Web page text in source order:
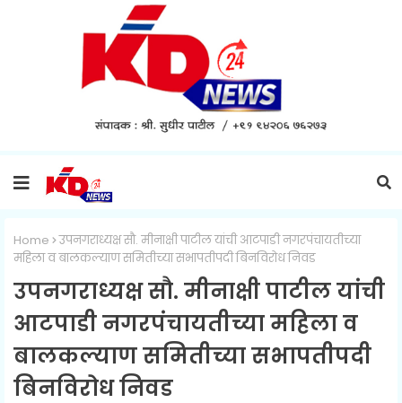
Home
उपनगराध्यक्ष सौ. मीनाक्षी पाटील यांची आटपाडी नगरपंचायतीच्या
महिला व बालकल्याण समितीच्या सभापतीपदी बिनविरोध निवड
उपनगराध्यक्ष सौ. मीनाक्षी पाटील यांची
आटपाडी नगरपंचायतीच्या महिला व
बालकल्याण समितीच्या सभापतीपदी
बिनविरोध निवड